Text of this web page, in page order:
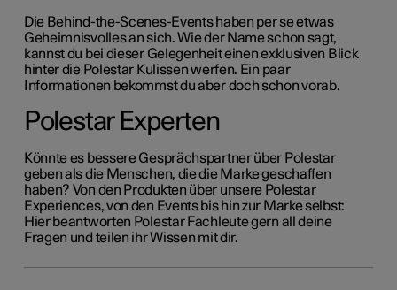
Die Behind-the-Scenes-Events haben per se etwas
Geheimnisvolles an sich. Wie der Name schon sagt,
kannst du bei dieser Gelegenheit einen exklusiven Blick
hinter die Polestar Kulissen werfen. Ein paar
Informationen bekommst du aber doch schon vorab.
Polestar Experten
Könnte es bessere Gesprächspartner über Polestar
geben als die Menschen, die die Marke geschaffen
haben? Von den Produkten über unsere Polestar
Experiences, von den Events bis hin zur Marke selbst:
Hier beantworten Polestar Fachleute gern all deine
Fragen und teilen ihr Wissen mit dir.